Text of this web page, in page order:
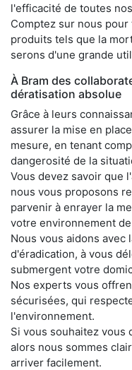
l'efficacité de toutes
Comptez sur nous
produits tels que la
serons d'une grande
À Bram des
dératisation absolue
Grâce à leurs
assurer la mise en
mesure, en tenant
dangerosité de la
Vous devez savoir que
nous vous proposons
parvenir à enrayer la
votre environnement
Nous vous aidons
d'éradication, à vous
submergent votre
Nos experts vous
sécurisées, qui
l'environnement.
Si vous souhaitez vous
alors nous sommes
arriver facilement.